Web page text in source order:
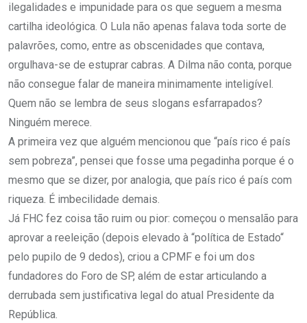
ilegalidades e impunidade para os que seguem a mesma
cartilha ideológica. O Lula não apenas falava toda sorte de
palavrões, como, entre as obscenidades que contava,
orgulhava-se de estuprar cabras. A Dilma não conta, porque
não consegue falar de maneira minimamente inteligível.
Quem não se lembra de seus slogans esfarrapados?
Ninguém merece.
A primeira vez que alguém mencionou que “país rico é país
sem pobreza”, pensei que fosse uma pegadinha porque é o
mesmo que se dizer, por analogia, que país rico é país com
riqueza. É imbecilidade demais.
Já FHC fez coisa tão ruim ou pior: começou o mensalão para
aprovar a reeleição (depois elevado à “política de Estado“
pelo pupilo de 9 dedos), criou a CPMF e foi um dos
fundadores do Foro de SP, além de estar articulando a
derrubada sem justificativa legal do atual Presidente da
República.